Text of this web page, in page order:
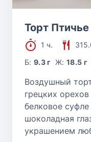
Торт
1 ч.
Б:9.3 г Ж: 18.5 г
Воздушный
грецких
белковое
шоколадная
украшением